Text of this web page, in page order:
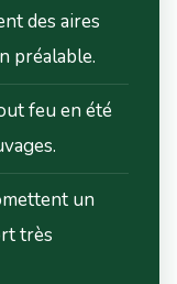
des aires
préalable.
feu en été
un
très